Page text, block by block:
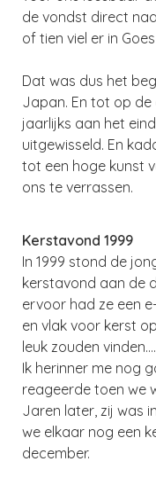
de vondst direct
of tien viel er in
Dat was dus het
Japan. En tot op
jaarlijks aan het
uitgewisseld. En
tot een hoge kunst
ons te verrassen.
Kerstavond 1999
In 1999 stond de
kerstavond aan de
ervoor had ze een
en vlak voor kerst
leuk zouden
Ik herinner me nog
reageerde toen we
Jaren later, zij was
we elkaar nog een
december.